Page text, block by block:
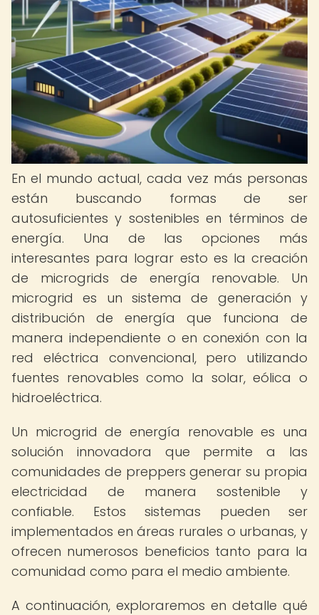
En el mundo actual, cada vez más personas
están buscando formas de ser
autosuficientes y sostenibles en términos de
energía. Una de las opciones más
interesantes para lograr esto es la creación
de microgrids de energía renovable. Un
microgrid es un sistema de generación y
distribución de energía que funciona de
manera independiente o en conexión con la
red eléctrica convencional, pero utilizando
fuentes renovables como la solar, eólica o
hidroeléctrica.
Un microgrid de energía renovable es una
solución innovadora que permite a las
comunidades de preppers generar su propia
electricidad de manera sostenible y
confiable. Estos sistemas pueden ser
implementados en áreas rurales o urbanas, y
ofrecen numerosos beneficios tanto para la
comunidad como para el medio ambiente.
A continuación, exploraremos en detalle qué